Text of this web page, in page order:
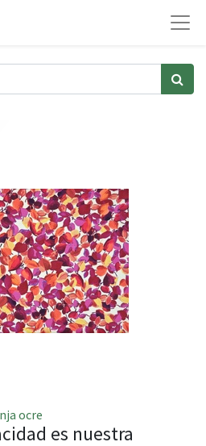
ocre
es nuestra